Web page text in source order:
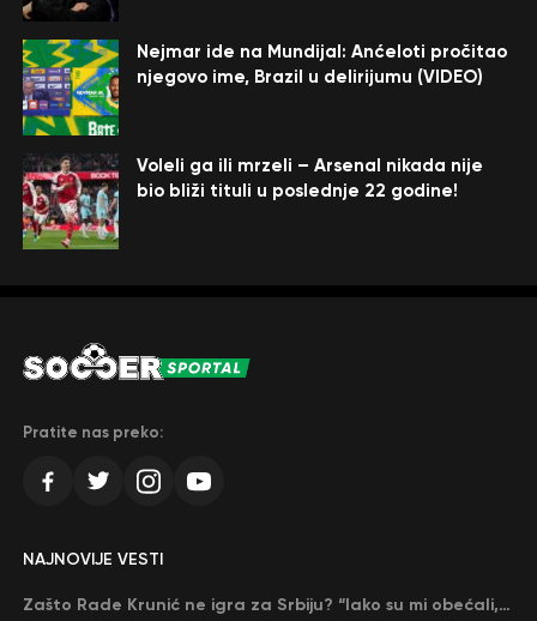
Nejmar ide na Mundijal: Anćeloti pročitao
njegovo ime, Brazil u delirijumu (VIDEO)
Voleli ga ili mrzeli – Arsenal nikada nije
bio bliži tituli u poslednje 22 godine!
Pratite nas preko:
NAJNOVIJE VESTI
Zašto Rade Krunić ne igra za Srbiju? “Iako su mi obećali, niko me nije zvao…”